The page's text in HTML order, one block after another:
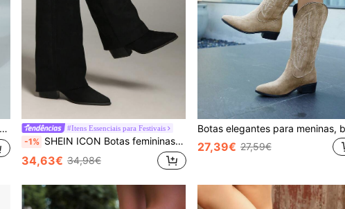
#Itens Essenciais para Festivais
-1% SHEIN ICON Botas femininas estilo western para férias, retro castanho Maillard, cano médio até à panturrilha, salto alto, botas altas até ao joelho, outono, inverno, novas botas de montaria longas estilo cowboy, para festa, aspeto vintage
34,63€ 34,98€
27,39€ 27,59€